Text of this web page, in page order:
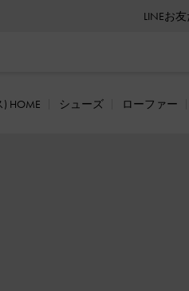
LINEお
会員登録
) HOME シューズ ローファー